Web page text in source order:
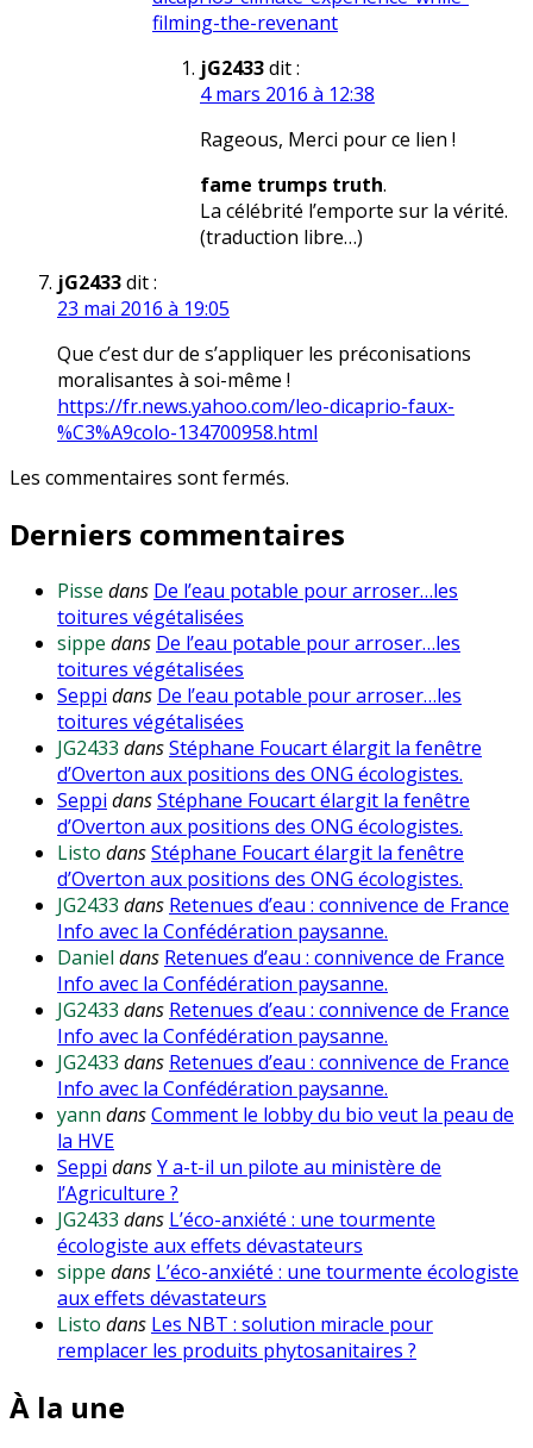
filming-the-revenant
jG2433dit :
4 mars 2016 à 12:38
Rageous, Merci pour ce lien !
fame trumps truth.
La célébrité l’emporte sur la vérité.
(traduction libre…)
jG2433dit :
23 mai 2016 à 19:05
Que c’est dur de s’appliquer les préconisations
moralisantes à soi-même !
https://fr.news.yahoo.com/leo-dicaprio-faux-
%C3%A9colo-134700958.html
Les commentaires sont fermés.
Derniers commentaires
Pisse dans De l’eau potable pour arroser…les
toitures végétalisées
sippe dans De l’eau potable pour arroser…les
toitures végétalisées
Seppi dans De l’eau potable pour arroser…les
toitures végétalisées
JG2433 dansStéphane Foucart élargit la fenêtre
d’Overton aux positions des ONG écologistes.
Seppi dansStéphane Foucart élargit la fenêtre
d’Overton aux positions des ONG écologistes.
Listo dansStéphane Foucart élargit la fenêtre
d’Overton aux positions des ONG écologistes.
JG2433 dans Retenues d’eau : connivence de France
Info avec la Confédération paysanne.
Daniel dans Retenues d’eau : connivence de France
Info avec la Confédération paysanne.
JG2433 dans Retenues d’eau : connivence de France
Info avec la Confédération paysanne.
JG2433 dans Retenues d’eau : connivence de France
Info avec la Confédération paysanne.
yann dansComment le lobby du bio veut la peau de
la HVE
Seppi dansY a-t-il un pilote au ministère de
l’Agriculture ?
JG2433 dans L’éco-anxiété : une tourmente
écologiste aux effets dévastateurs
sippe dans L’éco-anxiété : une tourmente écologiste
aux effets dévastateurs
Listo dans Les NBT : solution miracle pour
remplacer les produits phytosanitaires ?
À la une